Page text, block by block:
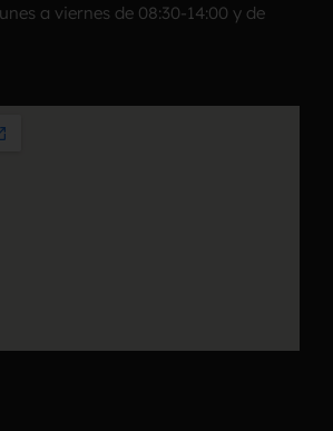
a viernes de 08:30-14:00 y de